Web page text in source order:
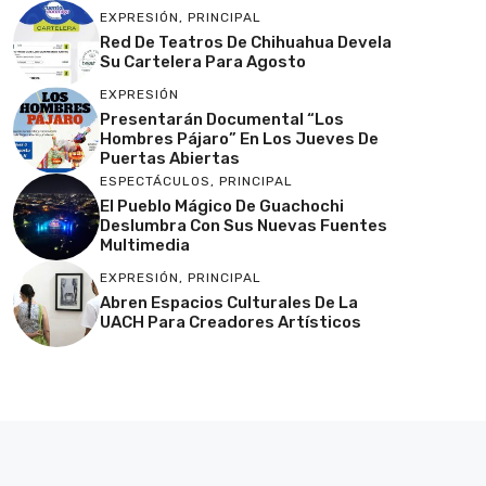
EXPRESIÓN, PRINCIPAL
Red De Teatros De Chihuahua Devela
Su Cartelera Para Agosto
EXPRESIÓN
Presentarán Documental “Los
Hombres Pájaro” En Los Jueves De
Puertas Abiertas
ESPECTÁCULOS, PRINCIPAL
El Pueblo Mágico De Guachochi
Deslumbra Con Sus Nuevas Fuentes
Multimedia
EXPRESIÓN, PRINCIPAL
Abren Espacios Culturales De La
UACH Para Creadores Artísticos